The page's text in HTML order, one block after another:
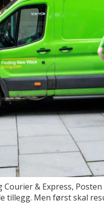
& Express,
Men først skal